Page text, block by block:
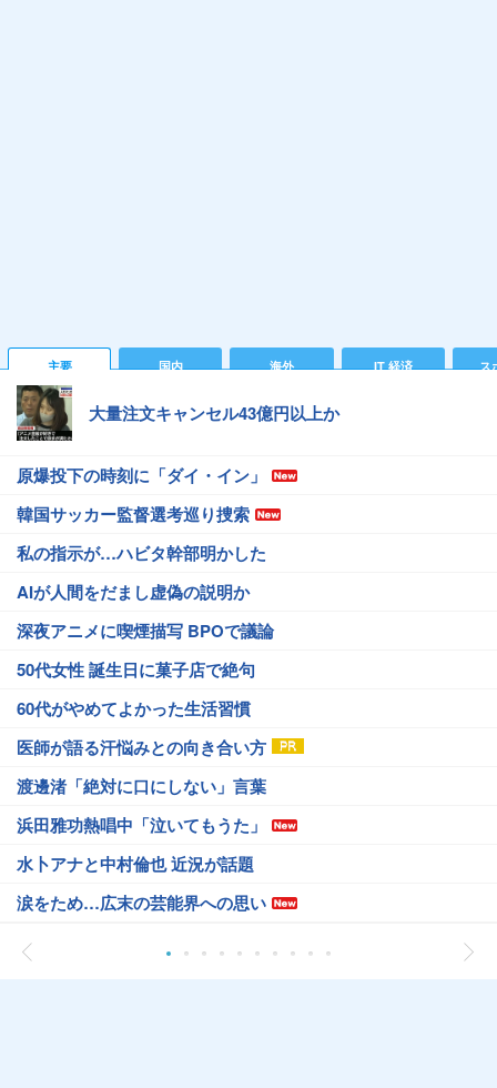
主要 国内 海外 IT 経済 ス
大量注文キャンセル43億円以上か
原爆投下の時刻に「ダイ・イン」
韓国サッカー監督選考巡り捜索
私の指示が…ハビタ幹部明かした
AIが人間をだまし虚偽の説明か
深夜アニメに喫煙描写 BPOで議論
50代女性 誕生日に菓子店で絶句
60代がやめてよかった生活習慣
医師が語る汗悩みとの向き合い方
渡邊渚「絶対に口にしない」言葉
浜田雅功熱唱中「泣いてもうた」
水卜アナと中村倫也 近況が話題
涙をため…広末の芸能界への思い